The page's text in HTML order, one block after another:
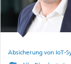
Absicherung von IoT-